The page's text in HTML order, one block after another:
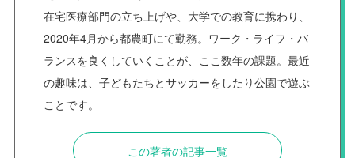
在宅医療部門の立ち上げや、大学での教育に携わり、
2020年4月から都農町にて勤務。ワーク・ライフ・バ
ランスを良くしていくことが、ここ数年の課題。最近
の趣味は、子どもたちとサッカーをしたり公園で遊ぶ
ことです。
この著者の記事一覧